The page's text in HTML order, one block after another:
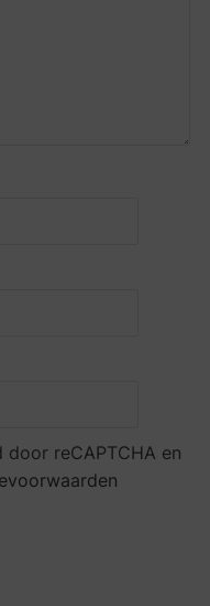
reCAPTCHA en